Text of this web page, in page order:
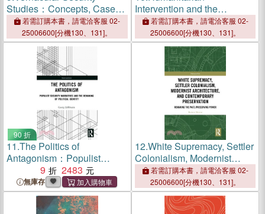
Studies：Concepts, Cases
and Critiques
若需訂購本書，請電洽客服 02-
25006600[分機130、131]。
Intervention and the
Hermeneutics of Suspicion
and Naivete：Beyond
Suspicion
若需訂購本書，請電洽客服 02-
25006600[分機130、131]。
90 折
11.The Politics of
Antagonism：Populist
Security Narratives and the
Remaking of Political
Identity
9 2483
無庫存
12.White Supremacy, Settler
Colonialism, Modernist
Architecture, and
Contemporary Architectural
Preservation：Remaking
the Past, Preserving Power
若需訂購本書，請電洽客服 02-
25006600[分機130、131]。